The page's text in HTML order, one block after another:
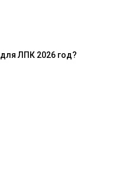
ЛПК 2026 год?